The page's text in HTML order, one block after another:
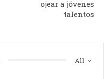
ojear a jóvenes
talentos
All